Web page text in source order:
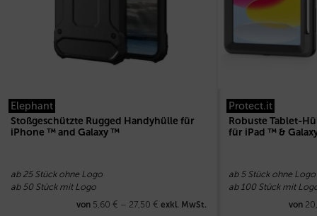
Elephant
Stoßgeschützte Rugged Handyhülle für
iPhone ™ and Galaxy ™
ab 25 Stück ohne Logo
ab 50 Stück mit Logo
von 5,60 € – 27,50 € exkl. MwSt.
Protect.it
Robuste Tablet-
für iPad ™ &
ab 5 Stück ohne Logo
ab 100 Stück mit
von